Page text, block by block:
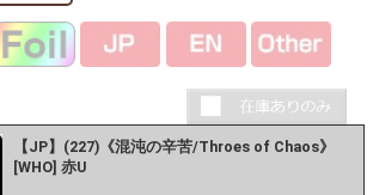
【JP】(227)《混沌の辛苦/Throes of Chaos》
[WHO] 赤U